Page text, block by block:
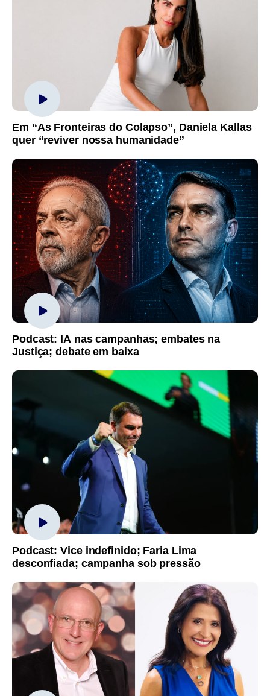
Em “As Fronteiras do Colapso”, Daniela Kallas
quer “reviver nossa humanidade”
Podcast: IA nas campanhas; embates na
Justiça; debate em baixa
Podcast: Vice indefinido; Faria Lima
desconfiada; campanha sob pressão